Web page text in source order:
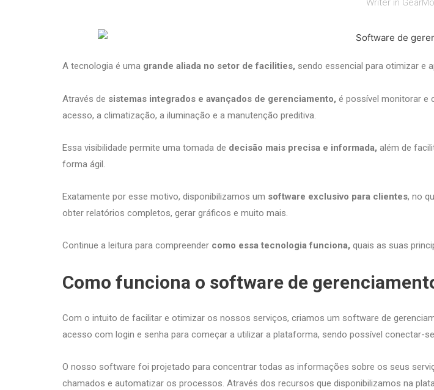
Writer in
A tecnologia é uma grande aliada no setor de facilities, sendo essencial para otimizar e
Através de sistemas integrados e avançados de gerenciamento, é possível monitorar e
acesso, a climatização, a iluminação e a manutenção preditiva.
Essa visibilidade permite uma tomada de decisão mais precisa e informada, além de
forma ágil.
Exatamente por esse motivo, disponibilizamos um software exclusivo para clientes, no
obter relatórios completos, gerar gráficos e muito mais.
Continue a leitura para compreender como essa tecnologia funciona, quais as suas
Como funciona o software de
Com o intuito de facilitar e otimizar os nossos serviços, criamos um software de
acesso com login e senha para começar a utilizar a plataforma, sendo possível conectar-
O nosso software foi projetado para concentrar todas as informações sobre os seus
chamados e automatizar os processos. Através dos recursos que disponibilizamos na